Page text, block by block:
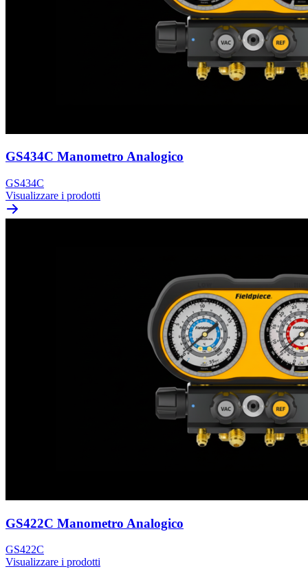
GS434C Manometro Analogico
GS434C
Visualizzare i prodotti
GS422C Manometro Analogico
GS422C
Visualizzare i prodotti